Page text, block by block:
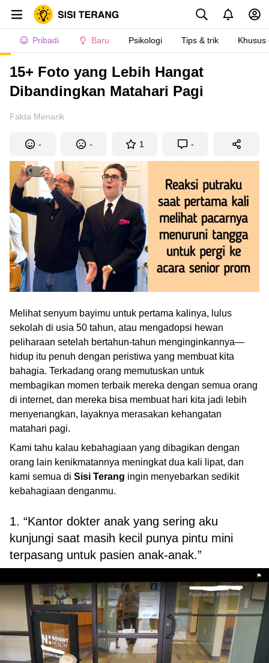
Pribadi Baru Psikologi Tips & trik Khusus
15+ Foto yang Lebih Hangat
Dibandingkan Matahari Pagi
Fakta Menarik
- - 1 -
Melihat senyum bayimu untuk pertama kalinya, lulus
sekolah di usia 50 tahun, atau mengadopsi hewan
peliharaan setelah bertahun-tahun menginginkannya—
hidup itu penuh dengan peristiwa yang membuat kita
bahagia. Terkadang orang memutuskan untuk
membagikan momen terbaik mereka dengan semua orang
di internet, dan mereka bisa membuat hari kita jadi lebih
menyenangkan, layaknya merasakan kehangatan
matahari pagi.
Kami tahu kalau kebahagiaan yang dibagikan dengan
orang lain kenikmatannya meningkat dua kali lipat, dan
kami semua di Sisi Terang ingin menyebarkan sedikit
kebahagiaan denganmu.
1. “Kantor dokter anak yang sering aku
kunjungi saat masih kecil punya pintu mini
terpasang untuk pasien anak-anak.”